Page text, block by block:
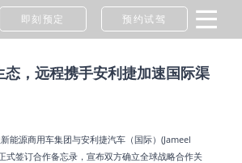
即刻预定 预约试驾
态，远程携手安利捷加速国际渠
能源商用车集团与安利捷汽车（国际）(Jameel
签订合作备忘录，宣布双方确立全球战略合作关